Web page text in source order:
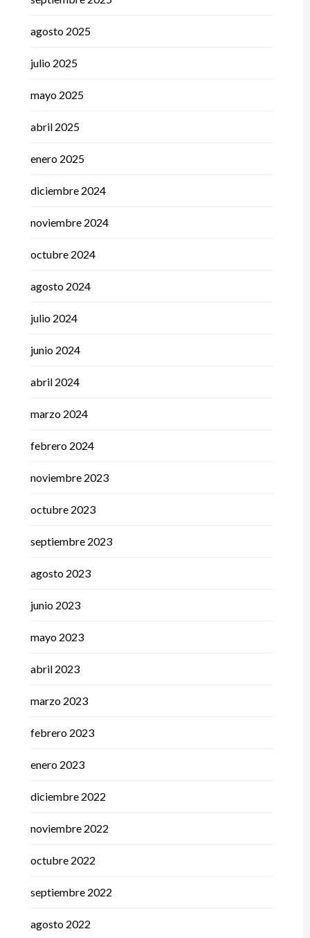
agosto 2025
julio 2025
mayo 2025
abril 2025
enero 2025
diciembre 2024
noviembre 2024
octubre 2024
agosto 2024
julio 2024
junio 2024
abril 2024
marzo 2024
febrero 2024
noviembre 2023
octubre 2023
septiembre 2023
agosto 2023
junio 2023
mayo 2023
abril 2023
marzo 2023
febrero 2023
enero 2023
diciembre 2022
noviembre 2022
octubre 2022
septiembre 2022
agosto 2022